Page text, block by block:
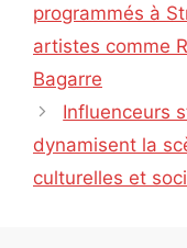
programmés à
artistes comme
Bagarre
Influenceurs
dynamisent la
culturelles et